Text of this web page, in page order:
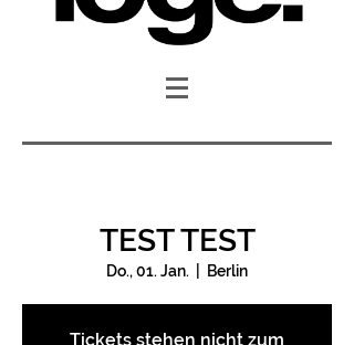
TEST TEST
Do., 01. Jan. Berlin
Tickets stehen nicht zum